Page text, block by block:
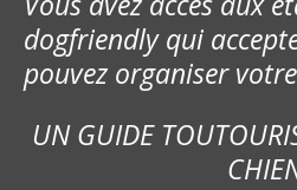
dogfriendly qui
pouvez organiser
UN GUIDE